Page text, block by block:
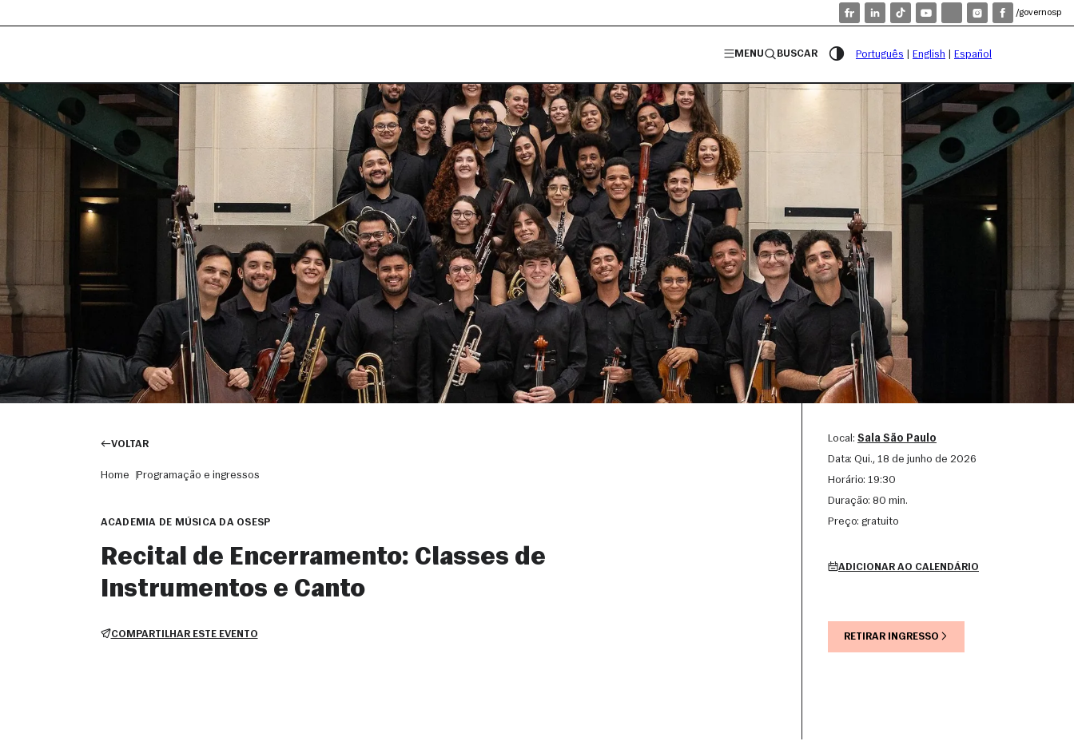
/governosp
MENU BUSCAR Português English Español
VOLTAR
Home Programação e ingressos
ACADEMIA DE MÚSICA DA OSESP
Recital de Encerramento: Classes de
Instrumentos e Canto
COMPARTILHAR ESTE EVENTO
Local: Sala São Paulo
Data:
qui., 18 de junho de 2026
Horário:
19:30
Duração: 80 min.
Preço: gratuito
ADICIONAR AO CALENDÁRIO
RETIRAR INGRESSO